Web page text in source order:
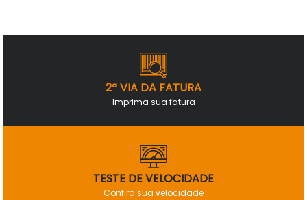
2ª VIA DA FATURA
Imprima sua fatura
TESTE DE VELOCIDADE
Confira sua velocidade